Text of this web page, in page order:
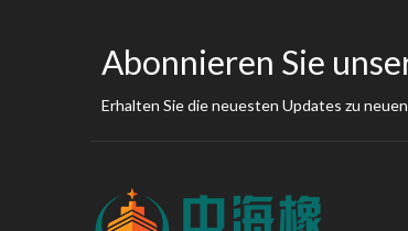
Abonnieren Sie
Erhalten Sie die neuesten Updates zu